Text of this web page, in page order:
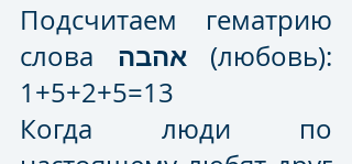
Подсчитаем гематрию
слова אהבה (любовь):
1+5+2+5=13
Когда люди по